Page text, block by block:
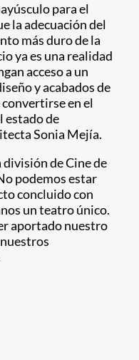
para el
la adecuación del
más duro de la
ya es una realidad
acceso a un
y acabados de
en el
estado de
Sonia Mejía.
de Cine de
podemos estar
concluido con
un teatro único.
aportado nuestro